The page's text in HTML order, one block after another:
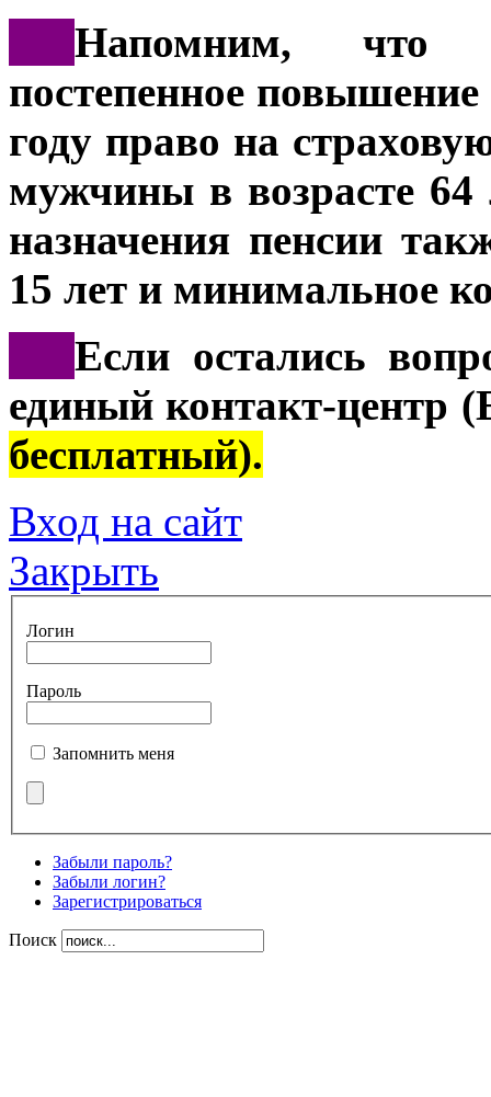
Напомним, что
постепенное повышение
году право на
мужчины в возрасте
назначения пенсии
15 лет и минимальное
Если остались
единый контакт-
бесплатный).
Вход на сайт
Закрыть
Логин
Пароль
Запомнить меня
Забыли пароль?
Забыли логин?
Зарегистрироваться
Поиск